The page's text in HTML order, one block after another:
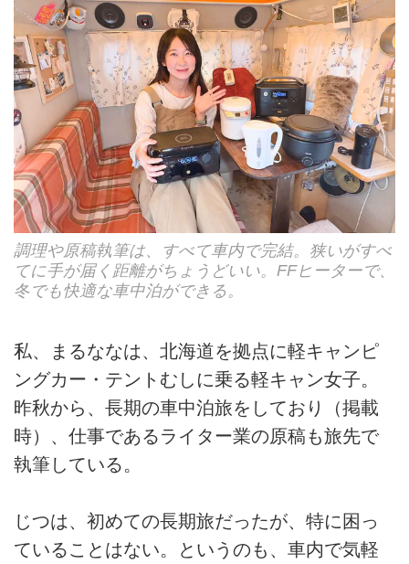
調理や原稿執筆は、すべて車内で完結。狭いがすべ
てに手が届く距離がちょうどいい。FFヒーターで、
冬でも快適な車中泊ができる。
私、まるななは、北海道を拠点に軽キャンピ
ングカー・テントむしに乗る軽キャン女子。
昨秋から、長期の車中泊旅をしており（掲載
時）、仕事であるライター業の原稿も旅先で
執筆している。
じつは、初めての長期旅だったが、特に困っ
ていることはない。というのも、車内で気軽